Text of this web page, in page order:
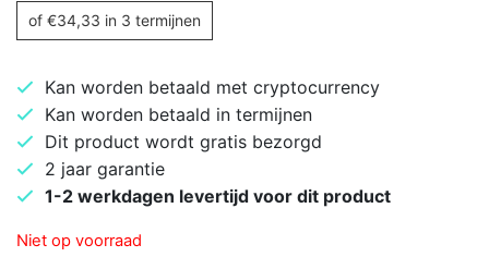
of €34,33 in 3 termijnen
Kan worden betaald met cryptocurrency
Kan worden betaald in termijnen
Dit product wordt gratis bezorgd
2 jaar garantie
1-2 werkdagen levertijd voor dit product
Niet op voorraad